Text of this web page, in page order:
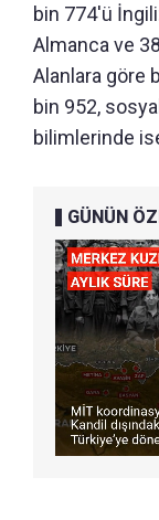
bin 774'ü
Almanca ve
Alanlara göre
bin 952,
bilimlerinde
GÜNÜN